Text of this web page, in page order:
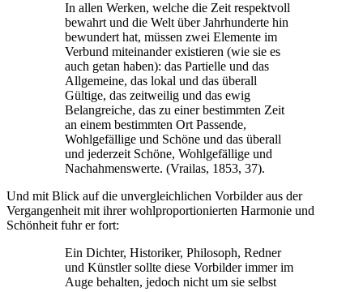
In allen Werken, welche die Zeit respektvoll
bewahrt und die Welt über Jahrhunderte hin
bewundert hat, müssen zwei Elemente im
Verbund miteinander existieren (wie sie es
auch getan haben): das Partielle und das
Allgemeine, das lokal und das überall
Gültige, das zeitweilig und das ewig
Belangreiche, das zu einer bestimmten Zeit
an einem bestimmten Ort Passende,
Wohlgefällige und Schöne und das überall
und jederzeit Schöne, Wohlgefällige und
Nachahmenswerte. (Vrailas, 1853, 37).
Und mit Blick auf die unvergleichlichen Vorbilder aus der
Vergangenheit mit ihrer wohlproportionierten Harmonie und
Schönheit fuhr er fort:
Ein Dichter, Historiker, Philosoph, Redner
und Künstler sollte diese Vorbilder immer im
Auge behalten, jedoch nicht um sie selbst